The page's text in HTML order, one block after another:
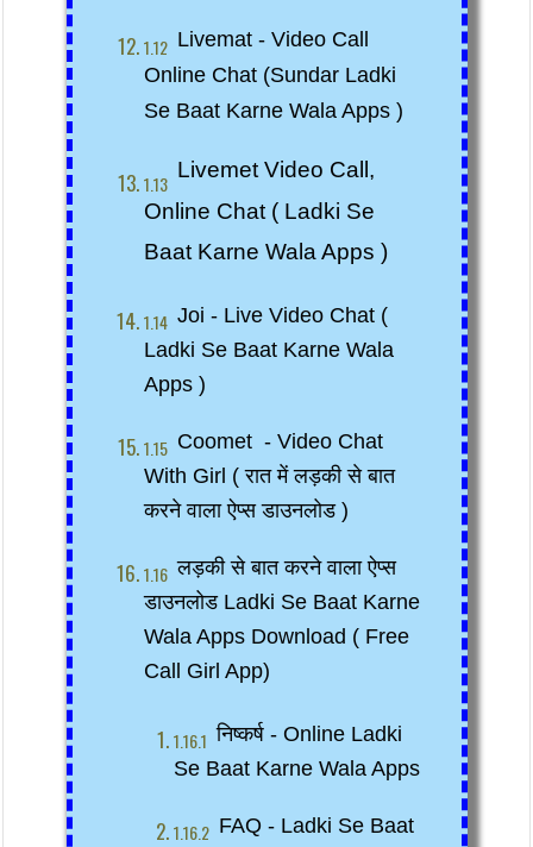
Livemat - Video Call
Online Chat (sundar Ladki
Se Baat Karne Wala Apps )
Livemet Video Call,
Online Chat ( Ladki Se
Baat Karne Wala Apps )
Joi - Live Video Chat (
Ladki Se Baat Karne Wala
Apps )
Coomet  - Video Chat
With Girl ( रात में लड़की से बात
करने वाला ऐप्स डाउनलोड )
लड़की से बात करने वाला ऐप्स
डाउनलोड Ladki Se Baat Karne
Wala Apps Download ( Free
Call Girl App)
निष्कर्ष - Online Ladki
Se Baat Karne Wala Apps
FAQ - Ladki Se Baat